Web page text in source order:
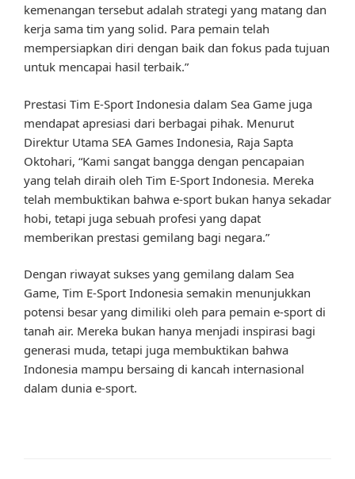
kemenangan tersebut adalah strategi yang matang dan
kerja sama tim yang solid. Para pemain telah
mempersiapkan diri dengan baik dan fokus pada tujuan
untuk mencapai hasil terbaik.”
Prestasi Tim E-Sport Indonesia dalam Sea Game juga
mendapat apresiasi dari berbagai pihak. Menurut
Direktur Utama SEA Games Indonesia, Raja Sapta
Oktohari, “Kami sangat bangga dengan pencapaian
yang telah diraih oleh Tim E-Sport Indonesia. Mereka
telah membuktikan bahwa e-sport bukan hanya sekadar
hobi, tetapi juga sebuah profesi yang dapat
memberikan prestasi gemilang bagi negara.”
Dengan riwayat sukses yang gemilang dalam Sea
Game, Tim E-Sport Indonesia semakin menunjukkan
potensi besar yang dimiliki oleh para pemain e-sport di
tanah air. Mereka bukan hanya menjadi inspirasi bagi
generasi muda, tetapi juga membuktikan bahwa
Indonesia mampu bersaing di kancah internasional
dalam dunia e-sport.